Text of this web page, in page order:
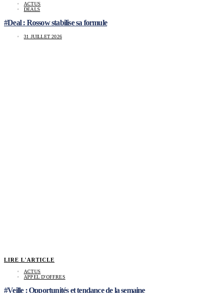
ACTUS
DEALS
#Deal : Rossow stabilise sa formule
31 JUILLET 2026
LIRE L'ARTICLE
ACTUS
APPEL D'OFFRES
#Veille : Opportunités et tendance de la semaine